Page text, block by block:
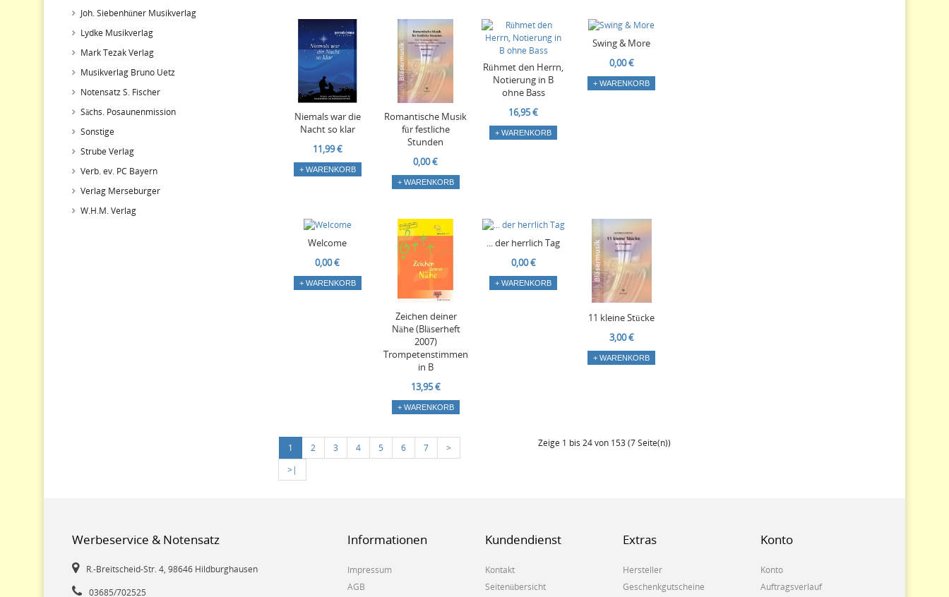
Joh. Siebenhüner Musikverlag
Lydke Musikverlag
Mark Tezak Verlag
Musikverlag Bruno Uetz
Notensatz S. Fischer
Sächs. Posaunenmission
Sonstige
Strube Verlag
Verb. ev. PC Bayern
Verlag Merseburger
W.H.M. Verlag
Niemals war die
Nacht so klar
11,99 €
+ WARENKORB
Romantische Musik
für festliche
Stunden
0,00 €
+ WARENKORB
Rühmet den Herrn,
Notierung in B
ohne Bass
16,95 €
+ WARENKORB
Swing & More
0,00 €
+ WARENKORB
Welcome
0,00 €
+ WARENKORB
Zeichen deiner
Nähe (Bläserheft
2007)
Trompetenstimmen
in B
13,95 €
+ WARENKORB
... der herrlich Tag
0,00 €
+ WARENKORB
11 kleine Stücke
3,00 €
+ WARENKORB
1 2 3 4 5 6 7
>
>|
Zeige 1 bis 24 von 153 (7 Seite(n))
Werbeservice & Notensatz
R.-Breitscheid-Str. 4, 98646 Hildburghausen
03685/702525
Informationen
Impressum
AGB
Kundendienst
Kontakt
Seitenübersicht
Extras
Hersteller
Geschenkgutscheine
Konto
Konto
Auftragsverlauf